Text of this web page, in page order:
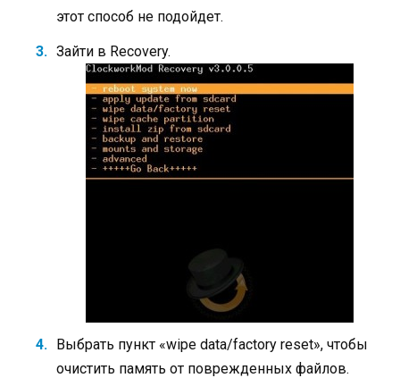
этот способ не подойдет.
Зайти в Recovery.
Выбрать пункт «wipe dаta/fаctory reset», чтобы
очистить память от поврежденных файлов.